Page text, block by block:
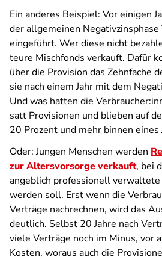
Ein anderes Beispiel: Vor einigen
der allgemeinen
eingeführt. Wer diese nicht
teure Mischfonds verkauft. Dafür
über die Provision das Zehnfache
sie nach einem Jahr mit dem
Und was hatten die
satt Provisionen und blieben auf
20 Prozent und mehr binnen eines
Oder: Jungen Menschen werden
zur Altersvorsorge verkauft, bei
angeblich professionell
werden soll. Erst wenn die
Verträge nachrechnen, wird das
deutlich. Selbst 20 Jahre nach
viele Verträge noch im Minus, vor
Kosten, woraus auch die